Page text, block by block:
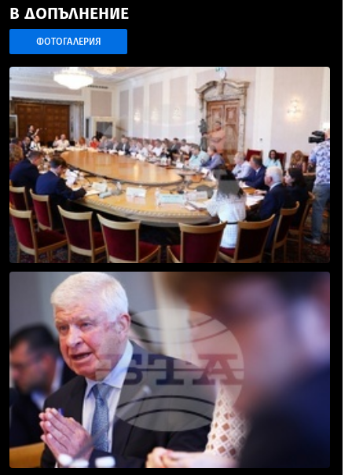
В ДОПЪЛНЕНИЕ
ФОТОГАЛЕРИЯ